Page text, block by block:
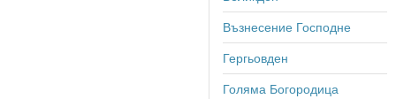
Възнесение Господне
Гергьовден
Голяма Богородица